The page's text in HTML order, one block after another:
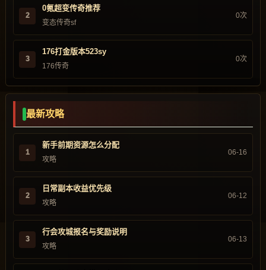
2
0氪超变传奇推荐
变态传奇sf
0次
3
176打金版本523sy
176传奇
0次
最新攻略
1
新手前期资源怎么分配
攻略
06-16
2
日常副本收益优先级
攻略
06-12
3
行会攻城报名与奖励说明
攻略
06-13